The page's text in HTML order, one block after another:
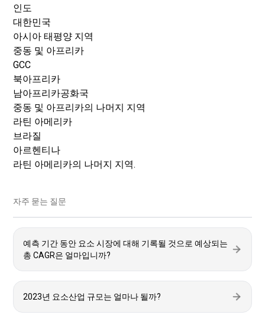
인도
대한민국
아시아 태평양 지역
중동 및 아프리카
GCC
북아프리카
남아프리카공화국
중동 및 아프리카의 나머지 지역
라틴 아메리카
브라질
아르헨티나
라틴 아메리카의 나머지 지역.
자주 묻는 질문
예측 기간 동안 요소 시장에 대해 기록될 것으로 예상되는
총 CAGR은 얼마입니까?
2023년 요소산업 규모는 얼마나 될까?